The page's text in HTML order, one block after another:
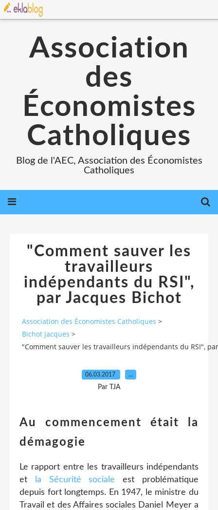
Association
des
Économistes
Catholiques
Blog de l'AEC, Association des Économistes
Catholiques
"Comment sauver les
travailleurs
indépendants du RSI",
par Jacques Bichot
Association des Économistes Catholiques >
Bichot Jacques >
"Comment sauver les travailleurs indépendants du RSI",
06.03.2017 …
Par TJA
Au commencement était la
démagogie
Le rapport entre les travailleurs indépendants
et
la Sécurité sociale est problématique
depuis fort longtemps. En 1947, le ministre du
Travail et des Affaires sociales Daniel Meyer a